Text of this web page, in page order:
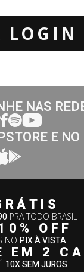
LOGIN
NAS
E
PRA TODO BRASIL
OFF
NOPIX À VISTA
EM 2
10X SEM JUROS